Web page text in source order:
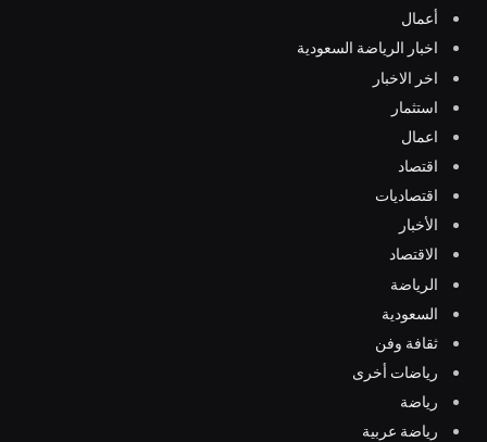
أعمال
اخبار الرياضة السعودية
اخر الاخبار
استثمار
اعمال
اقتصاد
اقتصاديات
الأخبار
الاقتصاد
الرياضة
السعودية
ثقافة وفن
رياضات أخرى
رياضة
رياضة عربية